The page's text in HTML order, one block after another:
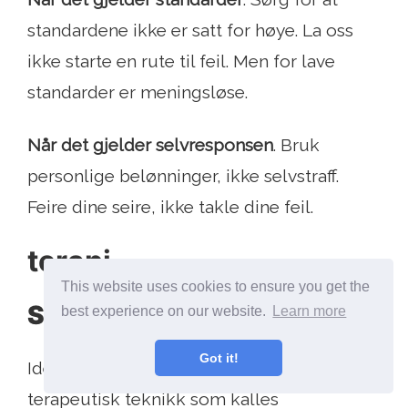
This website uses cookies to ensure you get the
best experience on our website.
Learn more
Got it!
standardene ikke er satt for høye. La oss
ikke starte en rute til feil. Men for lave
standarder er meningsløse.
Når det gjelder selvresponsen. Bruk
personlige belønninger, ikke selvstraff.
Feire dine seire, ikke takle dine feil.
terapi
Selvkontrollerende terapi
Ideene om selvregulering er basert på en
terapeutisk teknikk som kalles